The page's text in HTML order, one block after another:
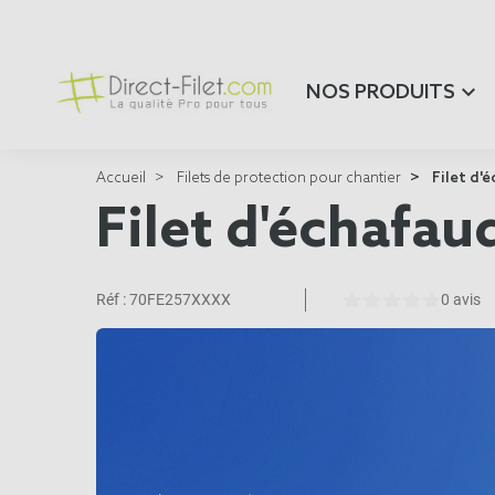
NOS PRODUITS
Accueil Filets de protection pour chantier Filet
Filet
Réf :70FE257XXXX 0 avis